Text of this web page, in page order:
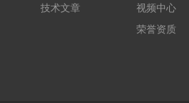
技术文章
视频中心
荣誉资质